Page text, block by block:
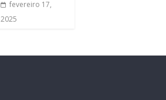
fevereiro 17,
2025